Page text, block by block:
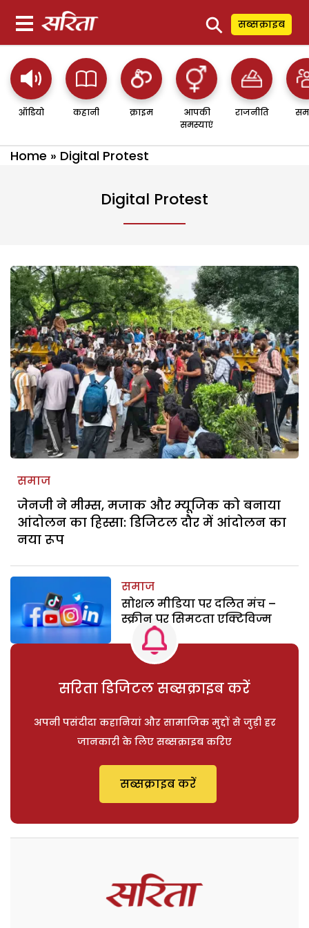
⚲ सब्सक्राइब
ऑडियो कहानी क्राइम
आपकी
समस्याएं
राजनीति
Home » Digital Protest
Digital Protest
समाज
जेनजी ने मीम्स, मजाक और म्यूजिक को बनाया
आंदोलन का हिस्सा: डिजिटल दौर में आंदोलन का
नया रूप
समाज
सोशल मीडिया पर दलित मंच –
स्क्रीन पर सिमटता एक्टिविज्म
सरिता डिजिटल सब्सक्राइब करें
अपनी पसंदीदा कहानियां और सामाजिक मुद्दों से जुड़ी हर
जानकारी के लिए सब्सक्राइब करिए
सब्सक्राइब करें